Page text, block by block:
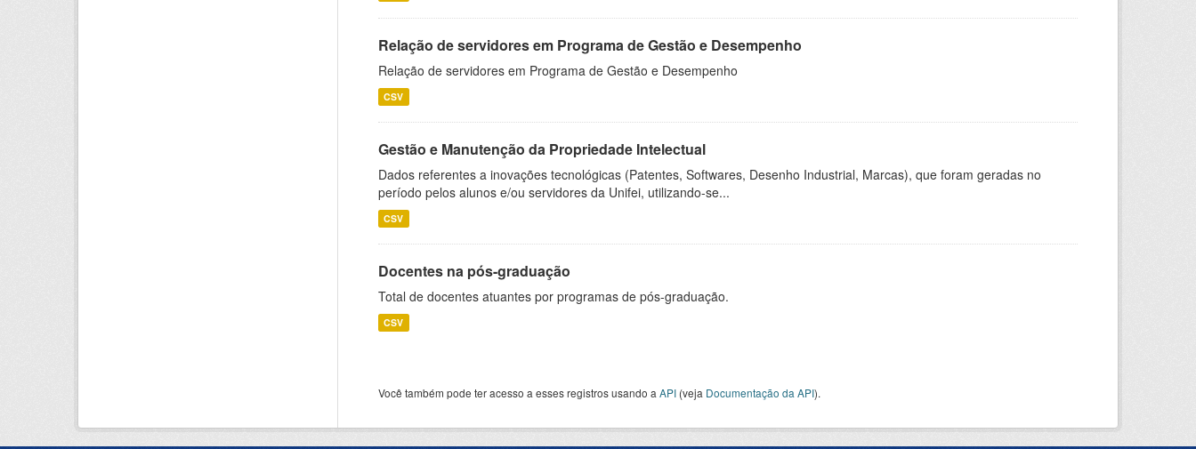
Relação de servidores em Programa de Gestão e Desempenho
Relação de servidores em Programa de Gestão e Desempenho
CSV
Gestão e Manutenção da Propriedade Intelectual
Dados referentes a inovações tecnológicas (Patentes, Softwares, Desenho Industrial, Marcas), que foram geradas no
período pelos alunos e/ou servidores da Unifei, utilizando-se...
CSV
Docentes na pós-graduação
Total de docentes atuantes por programas de pós-graduação.
CSV
Você também pode ter acesso a esses registros usando a API (veja Documentação da API).